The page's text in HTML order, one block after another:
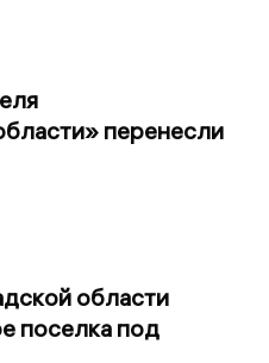
перенесли
области
поселка под